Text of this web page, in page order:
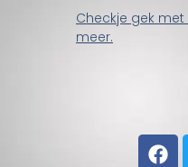
Checkje gek
meer.